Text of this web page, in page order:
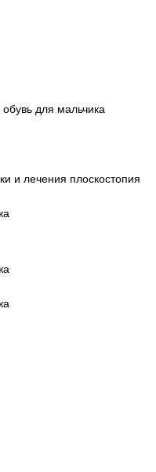
для мальчика
и лечения плоскостопия